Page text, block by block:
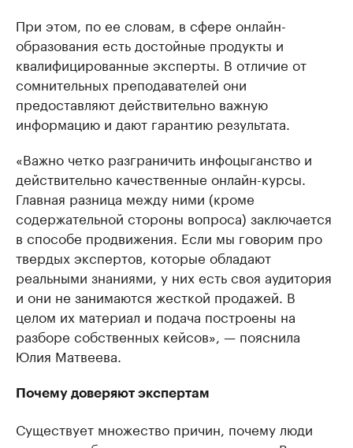
При этом, по ее словам, в сфере онлайн-
образования есть достойные продукты и
квалифицированные эксперты. В отличие от
сомнительных преподавателей они
предоставляют действительно важную
информацию и дают гарантию результата.
«Важно четко разграничить инфоцыганство и
действительно качественные онлайн-курсы.
Главная разница между ними (кроме
содержательной стороны вопроса) заключается
в способе продвижения. Если мы говорим про
твердых экспертов, которые обладают
реальными знаниями, у них есть своя аудитория
и они не занимаются жесткой продажей. В
целом их материал и подача построены на
разборе собственных кейсов», — пояснила
Юлия Матвеева.
Почему доверяют экспертам
Существует множество причин, почему люди